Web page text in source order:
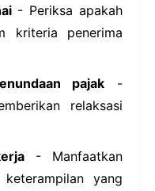
- Periksa apakah
kriteria penerima
pajak -
relaksasi
- Manfaatkan
yang